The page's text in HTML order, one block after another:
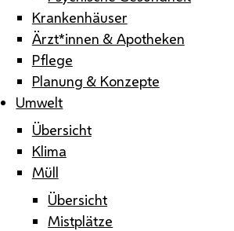
Krankenhäuser
Ärzt*innen & Apotheken
Pflege
Planung & Konzepte
Umwelt
Übersicht
Klima
Müll
Übersicht
Mistplätze